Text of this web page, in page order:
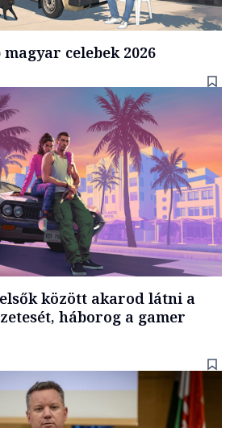
celebek 2026
között akarod látni a
háborog a gamer